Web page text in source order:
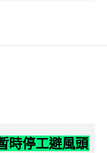
時停工避風頭